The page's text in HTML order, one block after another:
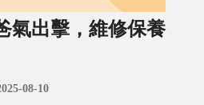
氣出擊，維修保養
08-10